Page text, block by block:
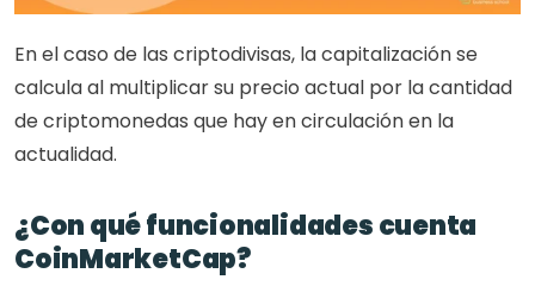
En el caso de las criptodivisas, la capitalización se
calcula al multiplicar su precio actual por la cantidad
de criptomonedas que hay en circulación en la
actualidad.
¿Con qué funcionalidades cuenta
CoinMarketCap?